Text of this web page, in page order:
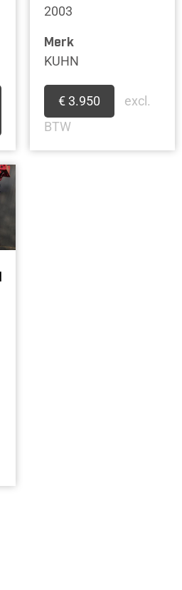
2003
Merk
KUHN
€ 3.950
excl.
BTW